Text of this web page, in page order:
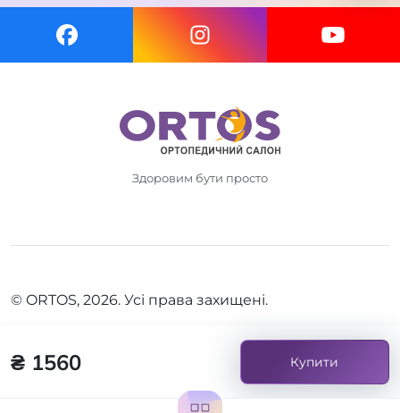
₴ 1560 Купити
Здоровим бути просто
© ORTOS, 2026. Усі права захищені.